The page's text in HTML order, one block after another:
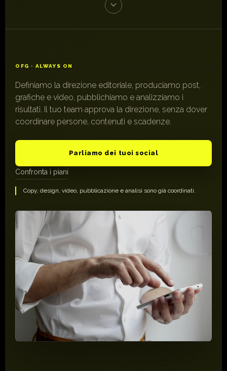
OFG · ALWAYS ON
Definiamo la direzione editoriale, produciamo post,
grafiche e video, pubblichiamo e analizziamo i
risultati. Il tuo team approva la direzione, senza dover
coordinare persone, contenuti e scadenze.
Parliamo dei tuoi social
Confronta i piani
Copy, design, video, pubblicazione e analisi sono già coordinati.